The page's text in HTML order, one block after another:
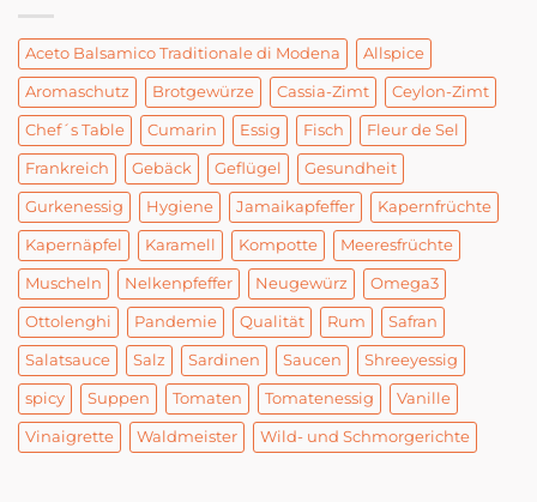
Aceto Balsamico Traditionale di Modena Allspice
Aromaschutz Brotgewürze Cassia-Zimt Ceylon-Zimt
Chef´s Table Cumarin Essig Fisch Fleur de Sel
Frankreich Gebäck Geflügel Gesundheit
Gurkenessig Hygiene Jamaikapfeffer Kapernfrüchte
Kapernäpfel Karamell Kompotte Meeresfrüchte
Muscheln Nelkenpfeffer Neugewürz Omega3
Ottolenghi Pandemie Qualität Rum Safran
Salatsauce Salz Sardinen Saucen Shreeyessig
spicy Suppen Tomaten Tomatenessig Vanille
Vinaigrette Waldmeister Wild- und Schmorgerichte